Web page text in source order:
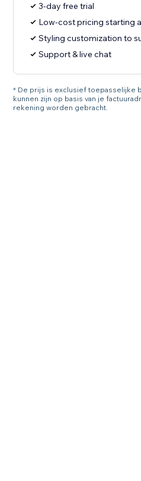
3-day free trial
Low-cost pricing starting
Styling customization to
Support & live chat
* De prijs is exclusief toepasselijke
kunnen zijn op basis van je
rekening worden gebracht.